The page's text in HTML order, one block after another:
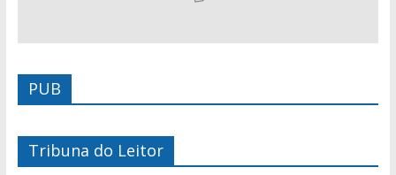
PUB
Tribuna do Leitor